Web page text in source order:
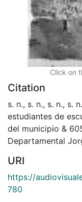
Click on
Citation
s. n., s. n., s. n., s.
estudiantes de
del municipio &
Departamental
URI
https://
780